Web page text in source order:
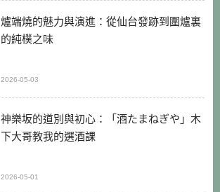
爐端燒的魅力與演進：從仙台發跡到圍爐裏
的純樸之味
2026-05-03
神樂坂的道別與初心：「酒たまねぎや」木
下大哥教我的選酒課
2026-05-01